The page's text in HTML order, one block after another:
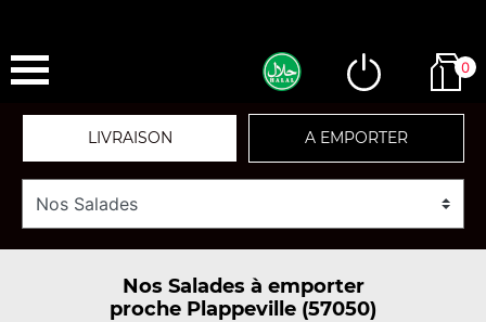
0
LIVRAISON A EMPORTER
Nos Salades à emporter
proche Plappeville (57050)